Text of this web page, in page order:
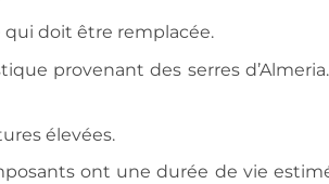
doit être remplacée.
provenant des serres
élevées.
ont une durée de vie